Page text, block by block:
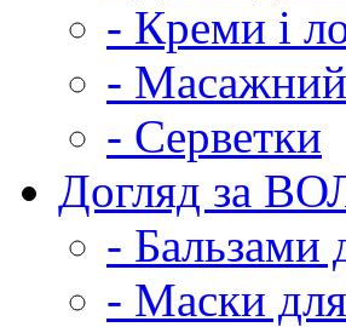
- Креми і
-
- Серветки
Догляд за
- Бальзами
- Маски